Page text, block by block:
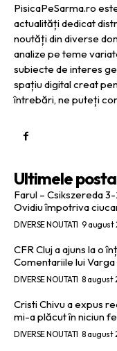
PisicaPeSarma.ro
actualități dedicat
noutăți din diverse
analize pe teme
subiecte de interes
spațiu digital creat
întrebări, ne puteți
Ultimele
Farul – Csikszereda
Ovidiu împotriva
DIVERSE NOUTATI 9 august
CFR Cluj a ajuns la o
Comentariile lui
DIVERSE NOUTATI 8 august
Cristi Chivu a expus
mi-a plăcut în niciun
DIVERSE NOUTATI 8 august